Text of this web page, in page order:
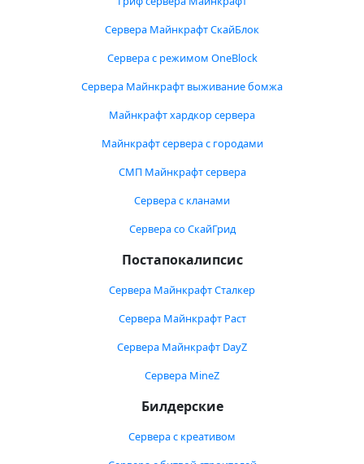
Сервера Майнкрафт СкайБлок
Сервера с режимом OneBlock
Сервера Майнкрафт выживание бомжа
Майнкрафт хардкор сервера
Майнкрафт сервера с городами
СМП Майнкрафт сервера
Сервера с кланами
Сервера со СкайГрид
Постапокалипсис
Сервера Майнкрафт Сталкер
Сервера Майнкрафт Раст
Сервера Майнкрафт DayZ
Сервера MineZ
Билдерские
Сервера с креативом